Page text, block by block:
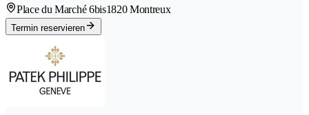
Place du Marché 6bis1820 Montreux
Termin reservieren